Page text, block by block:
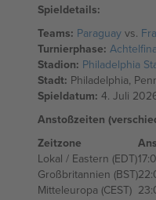
Spieldetails:
Teams: Paraguay vs.
Turnierphase:
Stadion: Philadelphia
Stadt: Philadelphia,
Spieldatum: 4. Juli
Anstoßzeiten
Zeitzone
Lokal / Eastern (EDT)
Großbritannien (BST)
Mitteleuropa (CEST)